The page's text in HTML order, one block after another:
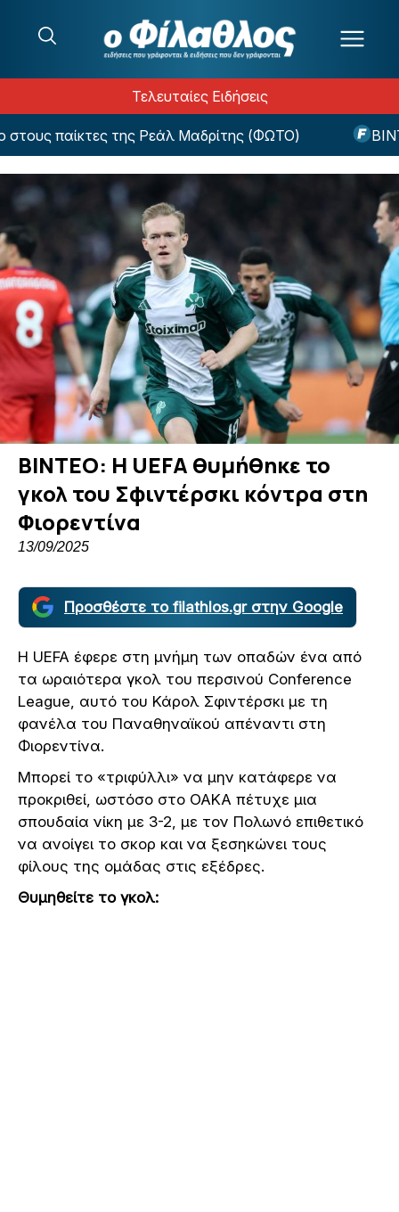
Τελευταίες Ειδήσεις
παίκτες της Ρεάλ Μαδρίτης (ΦΩΤΟ)
ΒΙΝΤΕΟ: H UEFA θυμήθηκε το
γκολ του Σφιντέρσκι κόντρα στη
Φιορεντίνα
13/09/2025
Προσθέστε το filathlos.gr στην Google
Η UEFA έφερε στη μνήμη των οπαδών ένα από
τα ωραιότερα γκολ του περσινού Conference
League, αυτό του Κάρολ Σφιντέρσκι με τη
φανέλα του Παναθηναϊκού απέναντι στη
Φιορεντίνα.
Μπορεί το «τριφύλλι» να μην κατάφερε να
προκριθεί, ωστόσο στο ΟΑΚΑ πέτυχε μια
σπουδαία νίκη με 3-2, με τον Πολωνό επιθετικό
να ανοίγει το σκορ και να ξεσηκώνει τους
φίλους της ομάδας στις εξέδρες.
Θυμηθείτε το γκολ: